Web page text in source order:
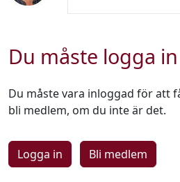
Du måste logga in
Du måste vara inloggad för att
bli medlem, om du inte är det.
Logga in